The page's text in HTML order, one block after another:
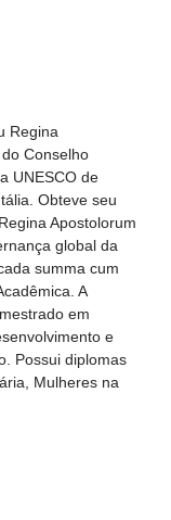
Regina
Conselho
UNESCO de
Obteve seu
Apostolorum
global da
summa cum
A
em
e
Possui diplomas
Mulheres na